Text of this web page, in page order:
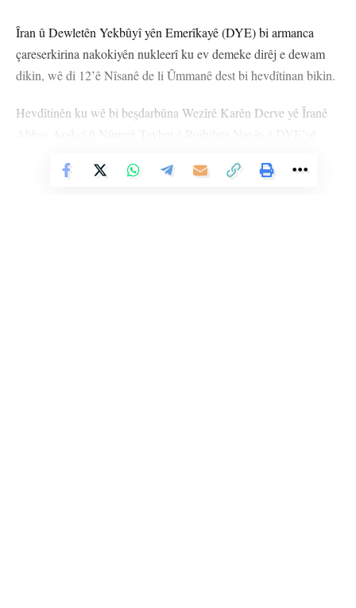
Îran û Dewletên Yekbûyî yên Emerîkayê (DYE) bi armanca
çareserkirina nakokiyên nukleerî ku ev demeke dirêj e dewam
dikin, wê di 12’ê Nîsanê de li Ûmmanê dest bi hevdîtinan bikin.
Hevdîtinên ku wê bi beşdarbûna Wezîrê Karên Derve yê Îranê
Derve yê Ûmmanê Badr al-Busaidi pêk werin.
Vê Nûçeyê Bixwîne